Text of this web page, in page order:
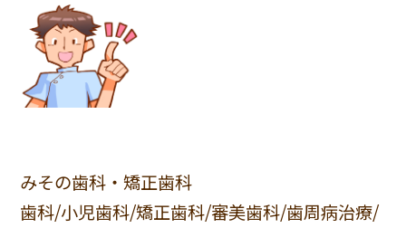
みその歯科・矯正歯科
歯科/小児歯科/矯正歯科/審美歯科/歯周病治療/